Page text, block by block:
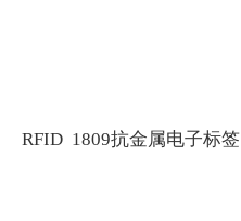
RFID 1809抗金属电子标签